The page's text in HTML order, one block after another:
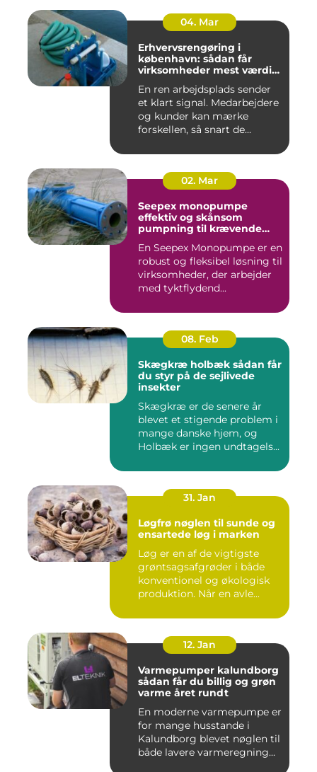
04. Mar
Erhvervsrengøring i
københavn: sådan får
virksomheder mest værdi
En ren arbejdsplads sender
et klart signal. Medarbejdere
og kunder kan mærke
forskellen, så snart de...
02. Mar
Seepex monopumpe
effektiv og skånsom
pumpning til krævende
En Seepex Monopumpe er en
robust og fleksibel løsning til
virksomheder, der arbejder
med tyktflydend...
08. Feb
Skægkræ holbæk sådan får
du styr på de sejlivede
insekter
Skægkræ er de senere år
blevet et stigende problem i
mange danske hjem, og
Holbæk er ingen undtagels...
31. Jan
Løgfrø nøglen til sunde og
ensartede løg i marken
Løg er en af de vigtigste
grøntsagsafgrøder i både
konventionel og økologisk
produktion. Når en avle...
12. Jan
Varmepumper kalundborg
sådan får du billig og grøn
varme året rundt
En moderne varmepumpe er
for mange husstande i
Kalundborg blevet nøglen til
både lavere varmeregning...